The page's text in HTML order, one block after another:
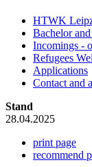
HTWK
Bachelor
Incomings -
Refugees
Applications
Contact and
Stand
28.04.2025
print page
recommend